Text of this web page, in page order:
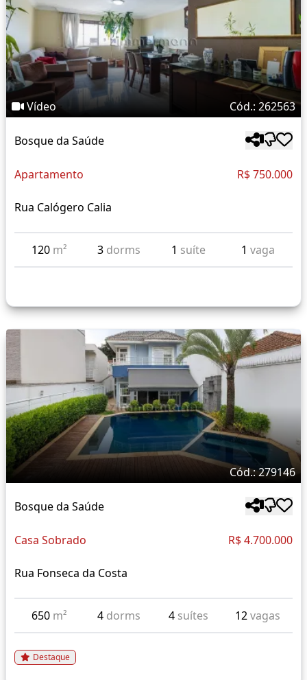
Vídeo Cód.: 262563
Bosque da Saúde
Apartamento R$ 750.000
Rua Calógero Calia
120 m² 3 dorms 1 suíte 1 vaga
Cód.: 279146
Bosque da Saúde
Casa Sobrado R$ 4.700.000
Rua Fonseca da Costa
650 m² 4 dorms 4 suítes 12vagas
Destaque